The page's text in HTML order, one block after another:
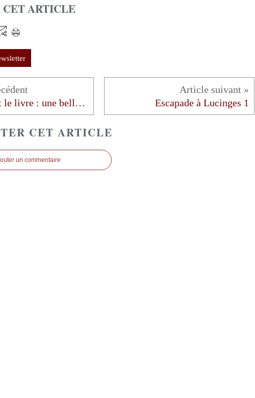
CET ARTICLE
Entrevaux et le livre : une belle alchimie Escapade à Lucinges 1
CET ARTICLE
un commentaire